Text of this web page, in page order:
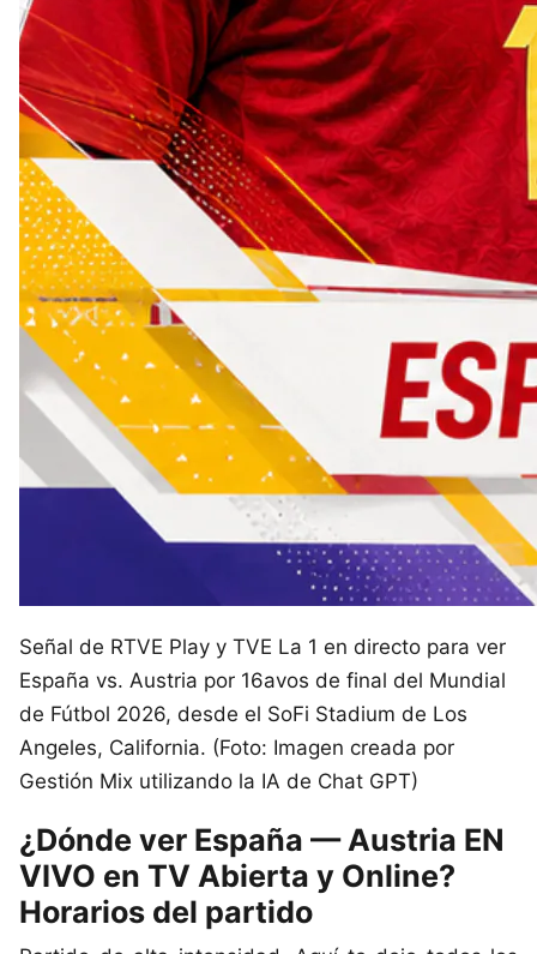
Señal de RTVE Play y TVE La 1 en directo para ver
España vs. Austria por 16avos de final del Mundial
de Fútbol 2026, desde el SoFi Stadium de Los
Angeles, California. (Foto: Imagen creada por
Gestión Mix utilizando la IA de Chat GPT)
¿Dónde ver España — Austria EN
VIVO en TV Abierta y Online?
Horarios del partido